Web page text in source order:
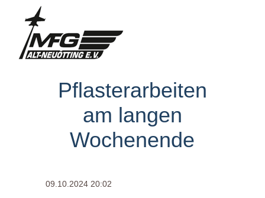
Pflasterarbeiten
am langen
Wochenende
09.10.2024 20:02